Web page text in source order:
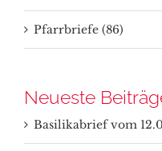
Pfarrbriefe (86)
Neueste
Basilikabrief vom